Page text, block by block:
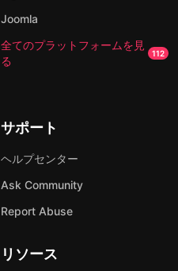
Joomla
全てのプラットフォームを見
る
112
サポート
ヘルプセンター
Ask Community
Report Abuse
リソース